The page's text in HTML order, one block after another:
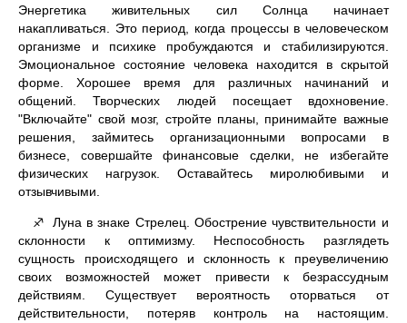
Энергетика живительных сил Солнца начинает
накапливаться. Это период, когда процессы в человеческом
организме и психике пробуждаются и стабилизируются.
Эмоциональное состояние человека находится в скрытой
форме. Хорошее время для различных начинаний и
общений. Творческих людей посещает вдохновение.
"Включайте" свой мозг, стройте планы, принимайте важные
решения, займитесь организационными вопросами в
бизнесе, совершайте финансовые сделки, не избегайте
физических нагрузок. Оставайтесь миролюбивыми и
отзывчивыми.
♐
Луна в знаке Стрелец. Обострение чувствительности и
склонности к оптимизму. Неспособность разглядеть
сущность происходящего и склонность к преувеличению
своих возможностей может привести к безрассудным
действиям. Существует вероятность оторваться от
действительности, потеряв контроль на настоящим.